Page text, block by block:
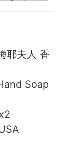
耶夫人 香
Soap